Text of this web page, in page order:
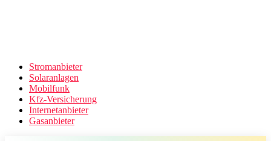
Stromanbieter
Solaranlagen
Mobilfunk
Kfz-Versicherung
Internetanbieter
Gasanbieter